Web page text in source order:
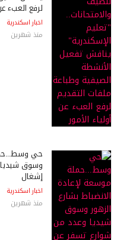
لرفع العبء
اخبار اسكندرية
منذ شهرين
حي
إشغال
اخبار اسكندرية
منذ شهرين